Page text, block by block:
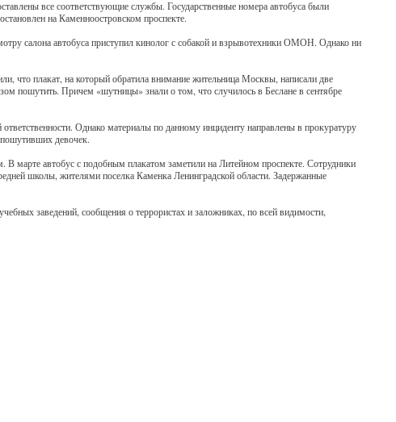
все соответствующие службы. Государственные номера автобуса были
на Каменноостровском проспекте.
салона автобуса приступил кинолог с собакой и взрывотехники ОМОН. Однако ни
что плакат, на который обратила внимание жительница Москвы, написали две
пошутить. Причем «шутницы» знали о том, что случилось в Беслане в сентябре
Однако материалы по данному инциденту направлены в прокуратуру
девочек.
марте автобус с подобным плакатом заметили на Литейном проспекте. Сотрудники
школы, жителями поселка Каменка Ленинградской области. Задержанные
заведений, сообщения о террористах и заложниках, по всей видимости,